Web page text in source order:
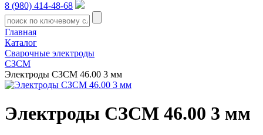
8 (980) 414-48-68
Главная
Каталог
Сварочные электроды
СЗСМ
Электроды СЗСМ 46.00 3 мм
Электроды СЗСМ 46.00 3 мм